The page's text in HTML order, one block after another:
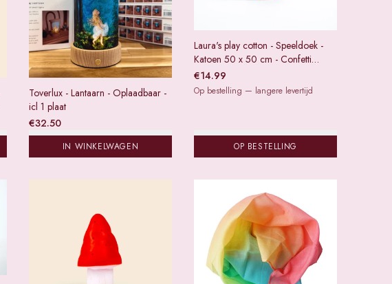
Toverlux - Lantaarn - Oplaadbaar -
icl 1 plaat
€32.50
IN WINKELWAGEN
Laura's play cotton - Speeldoek -
Katoen 50 x 50 cm - Confetti
regenboog
€14.99
Op bestelling — langere levertijd
OP BESTELLING